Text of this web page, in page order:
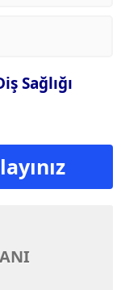
Sağlığı